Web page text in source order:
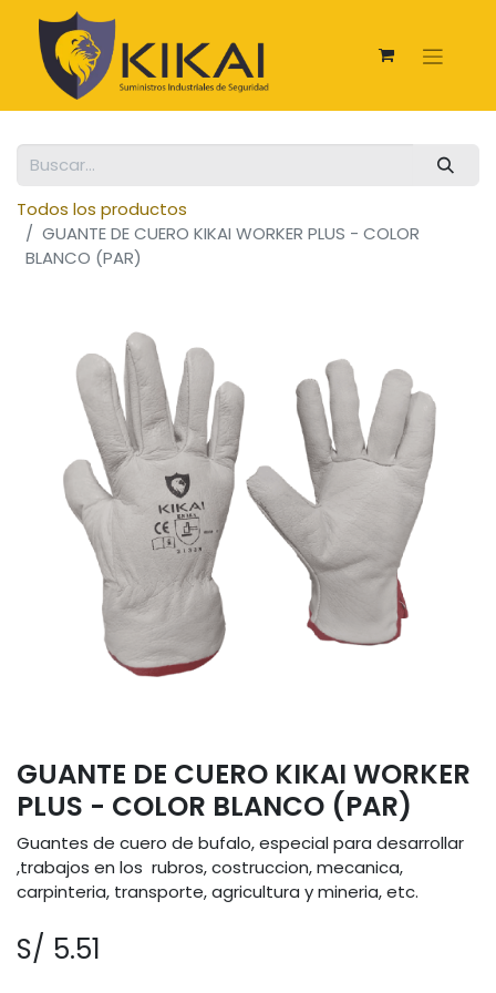
Todos los productos
GUANTE DE CUERO KIKAI WORKER PLUS - COLOR
BLANCO (PAR)
GUANTE DE CUERO KIKAI WORKER
PLUS - COLOR BLANCO (PAR)
Guantes de cuero de bufalo, especial para desarrollar
,trabajos en los rubros, costruccion, mecanica,
carpinteria, transporte, agricultura y mineria, etc.
S/ 5.51